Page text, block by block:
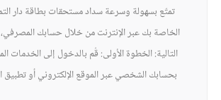
تمتّع بسهولة وسرعة سداد مستحقات بطاقة دار
الخاصة بك عبر الإنترنت من خلال حسابك المصرفي،
التالية: الخطوة الأولى: قُم بالدخول إلى الخدمات
بحسابك الشخصي عبر الموقع الإلكتروني أو تطبيق